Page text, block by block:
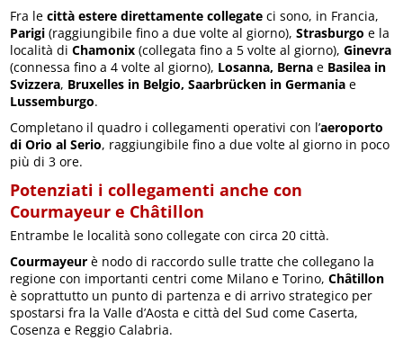
Fra lecittà estere direttamente collegate ci sono, in Francia,
Parigi (raggiungibile fino a due volte al giorno),Strasburgo e la
località di Chamonix (collegata fino a 5 volte al giorno),Ginevra
(connessa fino a 4 volte al giorno), Losanna, Berna e Basilea in
Svizzera, Bruxelles in Belgio, Saarbrücken in Germania e
Lussemburgo.
Completano il quadro i collegamenti operativi con l’aeroporto
di Orio al Serio, raggiungibile fino a due volte al giorno in poco
più di 3 ore.
Potenziati i collegamenti anche con
Courmayeur e Châtillon
Entrambe le località sono collegate con circa 20 città.
Courmayeur è nodo di raccordo sulle tratte che collegano la
regione con importanti centri come Milano e Torino,Châtillon
è soprattutto un punto di partenza e di arrivo strategico per
spostarsi fra la Valle d’Aosta e città del Sud come Caserta,
Cosenza e Reggio Calabria.